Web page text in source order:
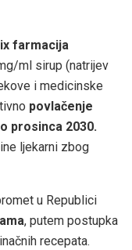
farmacija
ml sirup (natrijev
i medicinske
povlačenje
prosinca 2030.
ljekarni zbog
u Republici
, putem postupka
recepata.